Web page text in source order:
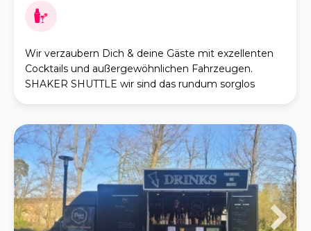
Wir verzaubern Dich & deine Gäste mit exzellenten
Cocktails und außergewöhnlichen Fahrzeugen.
SHAKER SHUTTLE wir sind das rundum sorglos